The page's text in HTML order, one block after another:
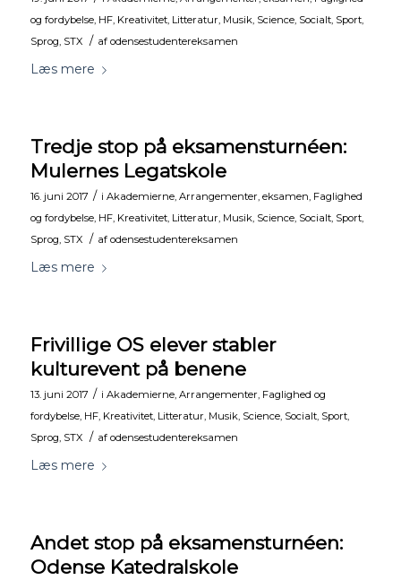
og fordybelse, HF, Kreativitet, Litteratur, Musik, Science, Socialt, Sport,
Sprog, STX / af odensestudentereksamen
Læs mere
Tredje stop på eksamensturnéen:
Mulernes Legatskole
16. juni 2017 / i Akademierne, Arrangementer, eksamen, Faglighed
og fordybelse, HF, Kreativitet, Litteratur, Musik, Science, Socialt, Sport,
Sprog, STX / af odensestudentereksamen
Læs mere
Frivillige OS elever stabler
kulturevent på benene
13. juni 2017 / i Akademierne, Arrangementer, Faglighed og
fordybelse, HF, Kreativitet, Litteratur, Musik, Science, Socialt, Sport,
Sprog, STX / af odensestudentereksamen
Læs mere
Andet stop på eksamensturnéen:
Odense Katedralskole